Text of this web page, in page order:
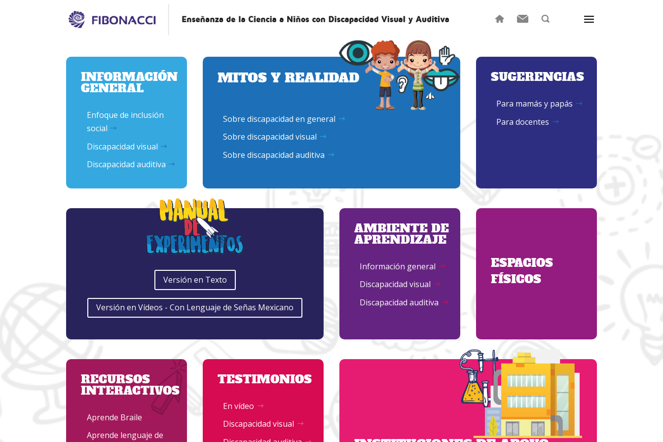
INFORMACIÓN
GENERAL
Enfoque de inclusión
social
Discapacidad visual
Discapacidad auditiva
MITOS Y REALIDAD
Sobre discapacidad en general
Sobre discapacidad visual
Sobre discapacidad auditiva
SUGERENCIAS
Para mamás y papás
Para docentes
Versión en Texto
Versión en Vídeos - Con Lenguaje de Señas Mexicano
AMBIENTE DE
APRENDIZAJE
Información general
Discapacidad visual
Discapacidad auditiva
ESPACIOS
FÍSICOS
RECURSOS
INTERACTIVOS
Aprende Braile
Aprende lenguaje de
TESTIMONIOS
En vídeo
Discapacidad visual